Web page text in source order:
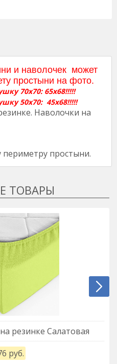
и наволочек может
простыни на фото.
70х70: 65х68!!!!!
50х70: 45х68!!!!!
Наволочки на
простыни.
резинке Салатовая
руб.